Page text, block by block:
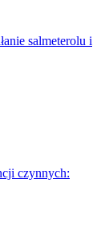
salmeterolu i
czynnych: